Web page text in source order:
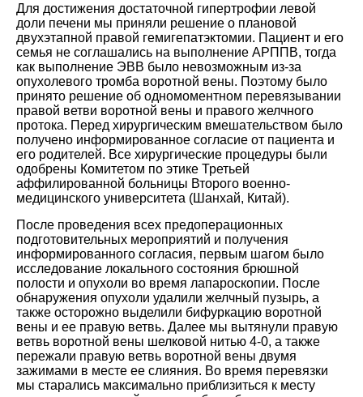
Для достижения достаточной гипертрофии левой
доли печени мы приняли решение о плановой
двухэтапной правой гемигепатэктомии. Пациент и его
семья не соглашались на выполнение АРППВ, тогда
как выполнение ЭВВ было невозможным из-за
опухолевого тромба воротной вены. Поэтому было
принято решение об одномоментном перевязывании
правой ветви воротной вены и правого желчного
протока. Перед хирургическим вмешательством было
получено информированное согласие от пациента и
его родителей. Все хирургические процедуры были
одобрены Комитетом по этике Третьей
аффилированной больницы Второго военно-
медицинского университета (Шанхай, Китай).
После проведения всех предоперационных
подготовительных мероприятий и получения
информированного согласия, первым шагом было
исследование локального состояния брюшной
полости и опухоли во время лапароскопии. После
обнаружения опухоли удалили желчный пузырь, а
также осторожно выделили бифуркацию воротной
вены и ее правую ветвь. Далее мы вытянули правую
ветвь воротной вены шелковой нитью 4-0, а также
пережали правую ветвь воротной вены двумя
зажимами в месте ее слияния. Во время перевязки
мы старались максимально приблизиться к месту